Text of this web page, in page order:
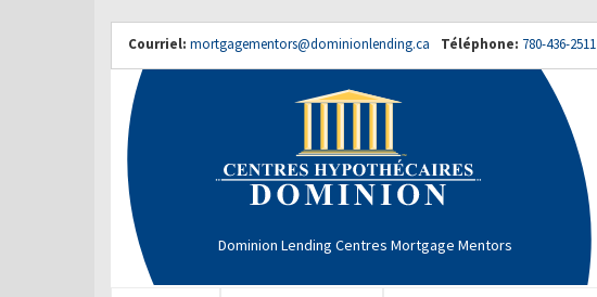
Courriel: mortgagementors@dominionlending.ca Téléphone: 780-436-2511
Dominion Lending Centres Mortgage Mentors